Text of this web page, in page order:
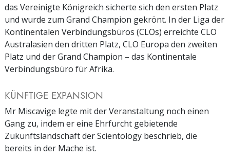
das Vereinigte Königreich sicherte sich den ersten Platz
und wurde zum Grand Champion gekrönt. In der Liga der
Kontinentalen Verbindungsbüros (CLOs) erreichte CLO
Australasien den dritten Platz, CLO Europa den zweiten
Platz und der Grand Champion – das Kontinentale
Verbindungsbüro für Afrika.
KÜNFTIGE EXPANSION
Mr Miscavige legte mit der Veranstaltung noch einen
Gang zu, indem er eine Ehrfurcht gebietende
Zukunftslandschaft der Scientology beschrieb, die
bereits in der Mache ist.